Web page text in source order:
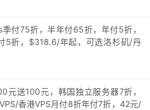
付75折，半年付65折，年付5折，
5折，$318.6/年起，可选洛杉矶/丹
送100元，韩国独立服务器7折，
香港VPS月付8折年付7折，42元/